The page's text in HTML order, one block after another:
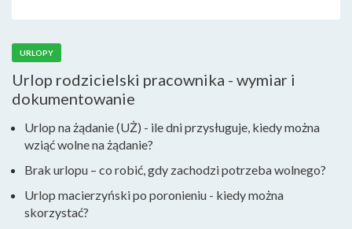
URLOPY
Urlop rodzicielski pracownika - wymiar i
dokumentowanie
Urlop na żądanie (UŻ) - ile dni przysługuje, kiedy można
wziąć wolne na żądanie?
Brak urlopu – co robić, gdy zachodzi potrzeba wolnego?
Urlop macierzyński po poronieniu - kiedy można
skorzystać?